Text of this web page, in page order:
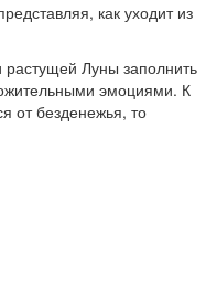
как уходит из
Луны заполнить
эмоциями. К
от безденежья, то